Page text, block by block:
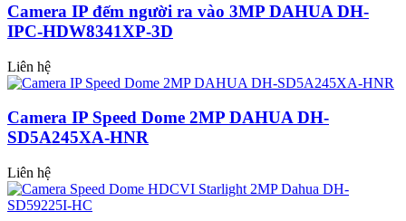
Camera IP đếm người ra vào 3MP DAHUA DH-
IPC-HDW8341XP-3D
Liên hệ
Camera IP Speed Dome 2MP DAHUA DH-
SD5A245XA-HNR
Liên hệ